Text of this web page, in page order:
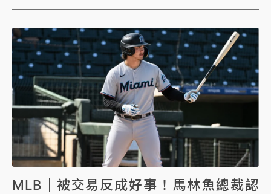
MLB｜被交易反成好事！馬林魚總裁認